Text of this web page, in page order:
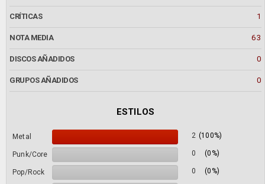
CRÍTICAS 1
NOTA MEDIA 63
DISCOS AÑADIDOS 0
GRUPOS AÑADIDOS 0
ESTILOS
Metal 2 (100%)
Punk/Core 0 (0%)
Pop/Rock 0 (0%)